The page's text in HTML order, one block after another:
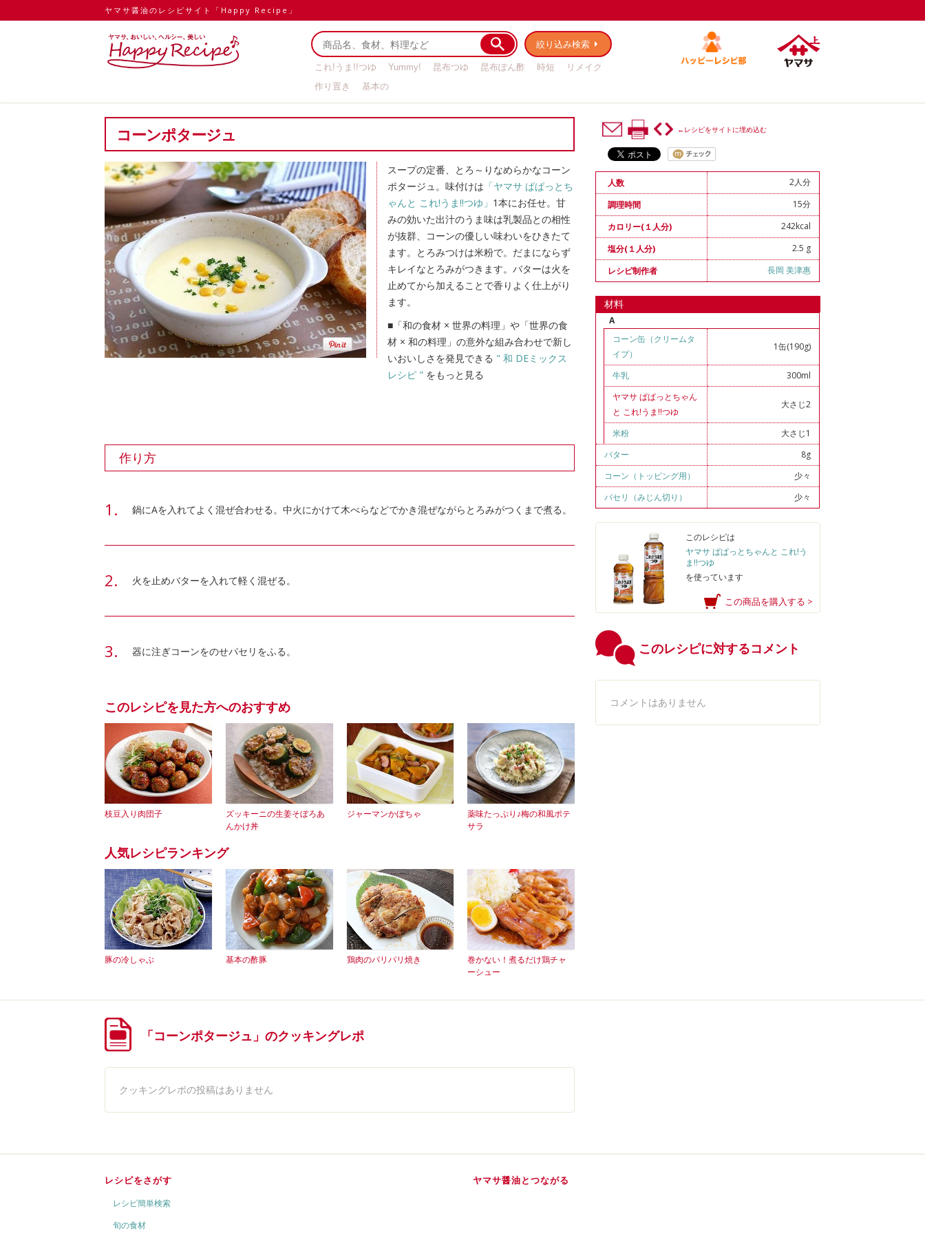
ヤマサ醤油のレシピサイト「Happy Recipe」
絞り込み検索
これ!うま!!つゆ Yummy! 昆布つゆ 昆布ぽん酢 時短
リメイク
作り置き
基本の
コーンポタージュ
スープの定番、とろ～りなめらかなコーン
ポタージュ。味付けは 「ヤマサ ぱぱっとち
ゃんと これ!うま!!つゆ」 1本にお任せ。甘
みの効いた出汁のうま味は乳製品との相性
が抜群、コーンの優しい味わいをひきたて
ます。とろみつけは米粉で。だまにならず
キレイなとろみがつきます。バターは火を
止めてから加えることで香りよく仕上がり
ます。
■「和の食材 × 世界の料理」や「世界の食
材 × 和の料理」の意外な組み合わせで新し
いおいしさを発見できる " 和 DEミックス
レシピ " をもっと見る
作り方
鍋にAを入れてよく混ぜ合わせる。中火にかけて木べらなどでかき混ぜながらとろみがつくまで煮る。
火を止めバターを入れて軽く混ぜる。
器に注ぎコーンをのせパセリをふる。
このレシピを見た方へのおすすめ
枝豆入り肉団子
ズッキーニの生姜そぼろあ
んかけ丼
ジャーマンかぼちゃ
薬味たっぷり♪梅の和風ポテ
サラ
人気レシピランキング
豚の冷しゃぶ 基本の酢豚 鶏肉のパリパリ焼き
巻かない！煮るだけ鶏チャ
ーシュー
←レシピをサイトに埋め込む
人数
2人分
調理時間
15分
カロリー(１人分)
242kcal
塩分(１人分)
2.5 g
レシピ制作者
長岡 美津惠
材料
A
コーン缶（クリームタ
イプ）
1缶(190g)
牛乳
300ml
ヤマサ ぱぱっとちゃん
と これ!うま!!つゆ
大さじ2
米粉
大さじ1
バター
8g
コーン（トッピング用）
少々
パセリ（みじん切り）
少々
このレシピは
ヤマサ ぱぱっとちゃんと これ!う
ま!!つゆ
を使っています
この商品を購入する >
このレシピに対するコメント
コメントはありません
「コーンポタージュ」のクッキングレポ
クッキングレポの投稿はありません
レシピをさがす
レシピ簡単検索
旬の食材
ヤマサ醤油とつながる